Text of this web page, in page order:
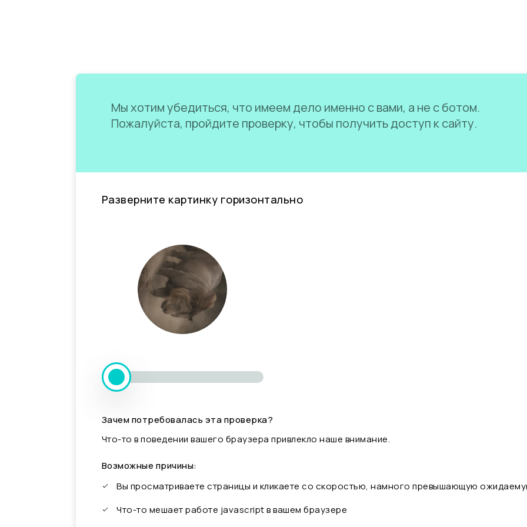
Мы хотим убедиться, что имеем дело именно с вами, а не с ботом.
Пожалуйста, пройдите проверку, чтобы получить доступ к сайту.
Разверните картинку горизонтально
Зачем потребовалась эта проверка?
Что-то в поведении вашего браузера привлекло наше внимание.
Возможные причины:
Вы просматриваете страницы и кликаете со скоростью, намного превышающую
Что-то мешает работе javascript в вашем браузере